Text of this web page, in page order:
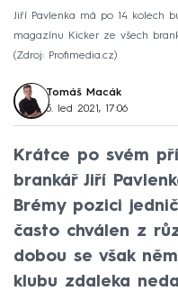
Jiří Pavlenka má po 14 kolech
magazínu Kicker ze všech
Zdroj: Profimedia.cz
Tomáš Macák
5. led 2021, 17:06
Krátce po svém
brankář Jiří
Brémy pozici
často chválen z
dobou se však
klubu zdaleka